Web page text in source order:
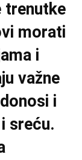
trenutke
morati
i
važne
i
sreću.